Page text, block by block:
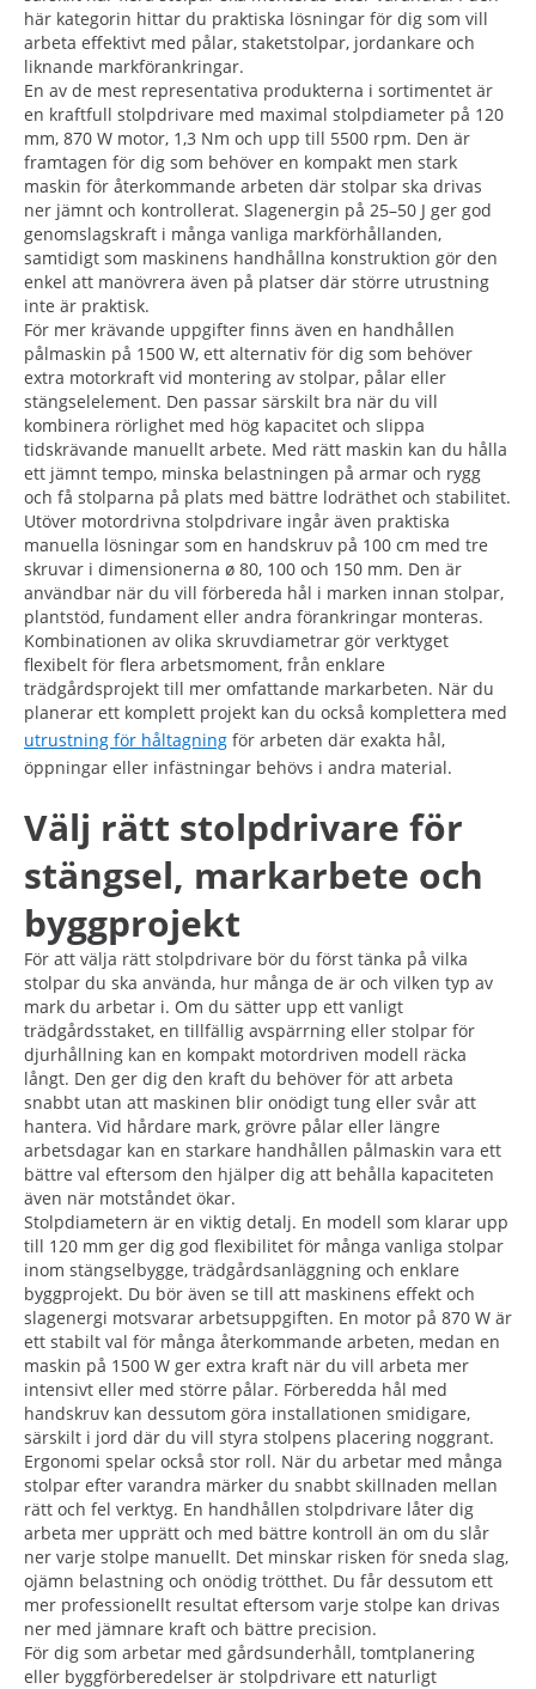
här kategorin hittar du praktiska lösningar för dig som vill
arbeta effektivt med pålar, staketstolpar, jordankare och
liknande markförankringar.
En av de mest representativa produkterna i sortimentet är
en kraftfull stolpdrivare med maximal stolpdiameter på 120
mm, 870 W motor, 1,3 Nm och upp till 5500 rpm. Den är
framtagen för dig som behöver en kompakt men stark
maskin för återkommande arbeten där stolpar ska drivas
ner jämnt och kontrollerat. Slagenergin på 25–50 J ger god
genomslagskraft i många vanliga markförhållanden,
samtidigt som maskinens handhållna konstruktion gör den
enkel att manövrera även på platser där större utrustning
inte är praktisk.
För mer krävande uppgifter finns även en handhållen
pålmaskin på 1500 W, ett alternativ för dig som behöver
extra motorkraft vid montering av stolpar, pålar eller
stängselelement. Den passar särskilt bra när du vill
kombinera rörlighet med hög kapacitet och slippa
tidskrävande manuellt arbete. Med rätt maskin kan du hålla
ett jämnt tempo, minska belastningen på armar och rygg
och få stolparna på plats med bättre lodräthet och stabilitet.
Utöver motordrivna stolpdrivare ingår även praktiska
manuella lösningar som en handskruv på 100 cm med tre
skruvar i dimensionerna ø 80, 100 och 150 mm. Den är
användbar när du vill förbereda hål i marken innan stolpar,
plantstöd, fundament eller andra förankringar monteras.
Kombinationen av olika skruvdiametrar gör verktyget
flexibelt för flera arbetsmoment, från enklare
trädgårdsprojekt till mer omfattande markarbeten. När du
planerar ett komplett projekt kan du också komplettera med
utrustning för håltagning för arbeten där exakta hål,
öppningar eller infästningar behövs i andra material.
Välj rätt stolpdrivare för
stängsel, markarbete och
byggprojekt
För att välja rätt stolpdrivare bör du först tänka på vilka
stolpar du ska använda, hur många de är och vilken typ av
mark du arbetar i. Om du sätter upp ett vanligt
trädgårdsstaket, en tillfällig avspärrning eller stolpar för
djurhållning kan en kompakt motordriven modell räcka
långt. Den ger dig den kraft du behöver för att arbeta
snabbt utan att maskinen blir onödigt tung eller svår att
hantera. Vid hårdare mark, grövre pålar eller längre
arbetsdagar kan en starkare handhållen pålmaskin vara ett
bättre val eftersom den hjälper dig att behålla kapaciteten
även när motståndet ökar.
Stolpdiametern är en viktig detalj. En modell som klarar upp
till 120 mm ger dig god flexibilitet för många vanliga stolpar
inom stängselbygge, trädgårdsanläggning och enklare
byggprojekt. Du bör även se till att maskinens effekt och
slagenergi motsvarar arbetsuppgiften. En motor på 870 W är
ett stabilt val för många återkommande arbeten, medan en
maskin på 1500 W ger extra kraft när du vill arbeta mer
intensivt eller med större pålar. Förberedda hål med
handskruv kan dessutom göra installationen smidigare,
särskilt i jord där du vill styra stolpens placering noggrant.
Ergonomi spelar också stor roll. När du arbetar med många
stolpar efter varandra märker du snabbt skillnaden mellan
rätt och fel verktyg. En handhållen stolpdrivare låter dig
arbeta mer upprätt och med bättre kontroll än om du slår
ner varje stolpe manuellt. Det minskar risken för sneda slag,
ojämn belastning och onödig trötthet. Du får dessutom ett
mer professionellt resultat eftersom varje stolpe kan drivas
ner med jämnare kraft och bättre precision.
För dig som arbetar med gårdsunderhåll, tomtplanering
eller byggförberedelser är stolpdrivare ett naturligt